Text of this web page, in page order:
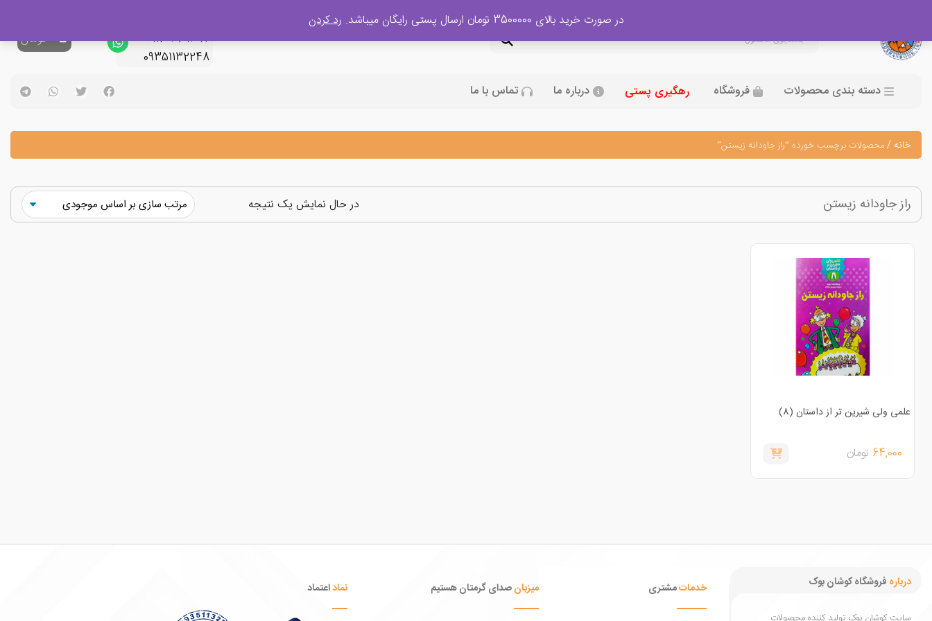
09120329397
09351132248
0تومان
دسته بندی محصولات فروشگاه رهگیری پستی درباره ما تماس با ما
خانه /محصولات برچسب خورده “راز جاودانه زیستن”
راز جاودانه زیستن در حال نمایش یک نتیجه
علمی ولی شیرین تر از داستان (8)
64,000 تومان
درباره فروشگاه کوشان بوک خدماتمشتری میزبانصدای گرمتان هستیم نماداعتماد
در صورت خرید بالای 3500000 تومان ارسال پستی رایگان میباشد. رد کردن